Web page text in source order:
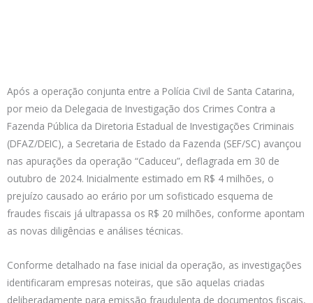
Após a operação conjunta entre a Polícia Civil de Santa Catarina,
por meio da Delegacia de Investigação dos Crimes Contra a
Fazenda Pública da Diretoria Estadual de Investigações Criminais
(DFAZ/DEIC), a Secretaria de Estado da Fazenda (SEF/SC) avançou
nas apurações da operação “Caduceu”, deflagrada em 30 de
outubro de 2024. Inicialmente estimado em R$ 4 milhões, o
prejuízo causado ao erário por um sofisticado esquema de
fraudes fiscais já ultrapassa os R$ 20 milhões, conforme apontam
as novas diligências e análises técnicas.
Conforme detalhado na fase inicial da operação, as investigações
identificaram empresas noteiras, que são aquelas criadas
deliberadamente para emissão fraudulenta de documentos fiscais,